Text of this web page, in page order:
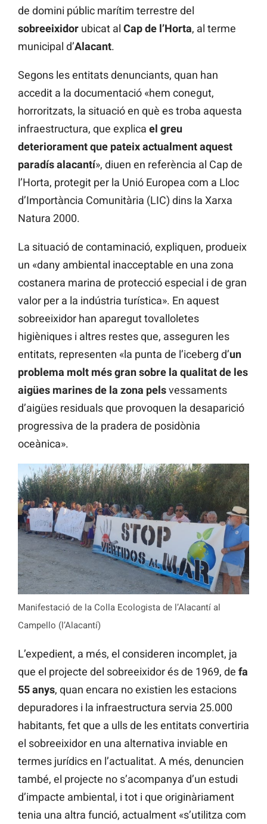
de domini públic marítim terrestre del
sobreeixidor ubicat al Cap de l’Horta, al terme
municipal d’Alacant.
Segons les entitats denunciants, quan han
accedit a la documentació «hem conegut,
horroritzats, la situació en què es troba aquesta
infraestructura, que explica el greu
deteriorament que pateix actualment aquest
paradís alacantí», diuen en referència al Cap de
l’Horta, protegit per la Unió Europea com a Lloc
d’Importància Comunitària (LIC) dins la Xarxa
Natura 2000.
La situació de contaminació, expliquen, produeix
un «dany ambiental inacceptable en una zona
costanera marina de protecció especial i de gran
valor per a la indústria turística». En aquest
sobreeixidor han aparegut tovalloletes
higièniques i altres restes que, asseguren les
entitats, representen «la punta de l’iceberg d’un
problema molt més gran sobre la qualitat de les
aigües marines de la zona pelsvessaments
d’aigües residuals que provoquen la desaparició
progressiva de la pradera de posidònia
oceànica».
Manifestació de la Colla Ecologista de l’Alacantí al
Campello (l’Alacantí)
L’expedient, a més, el consideren incomplet, ja
que el projecte del sobreeixidor és de 1969, de fa
55 anys, quan encara no existien les estacions
depuradores i la infraestructura servia 25.000
habitants, fet que a ulls de les entitats convertiria
el sobreeixidor en una alternativa inviable en
termes jurídics en l’actualitat. A més, denuncien
també, el projecte no s’acompanya d’un estudi
d’impacte ambiental, i tot i que originàriament
tenia una altra funció, actualment «s’utilitza com